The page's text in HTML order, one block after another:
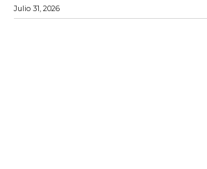
Julio 31, 2026